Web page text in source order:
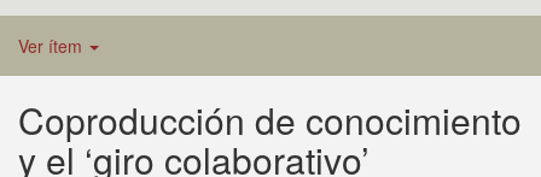
Ver ítem
Coproducción de conocimiento
y el ‘giro colaborativo’